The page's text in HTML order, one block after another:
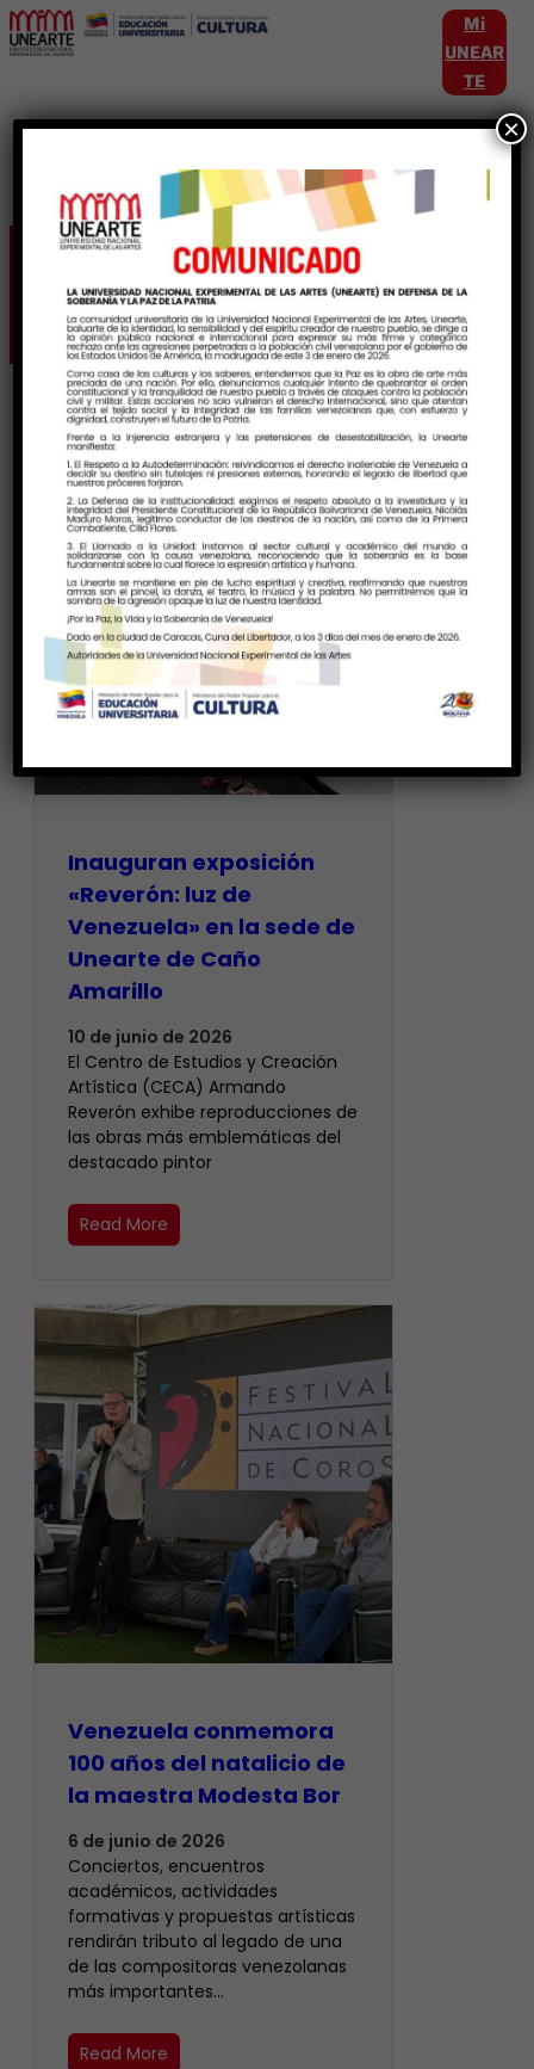
Mi
UNEAR
TE
Etiqueta:publicaciones
Inauguran exposición
«Reverón: luz de
Venezuela» en la sede de
Unearte de Caño
Amarillo
10 de junio de 2026
El Centro de Estudios y Creación
Artística (CECA) Armando
Reverón exhibe reproducciones de
las obras más emblemáticas del
destacado pintor
Read More
Venezuela conmemora
100 años del natalicio de
la maestra Modesta Bor
6 de junio de 2026
Conciertos, encuentros
académicos, actividades
formativas y propuestas artísticas
rendirán tributo al legado de una
de las compositoras venezolanas
más importantes…
Read More
×